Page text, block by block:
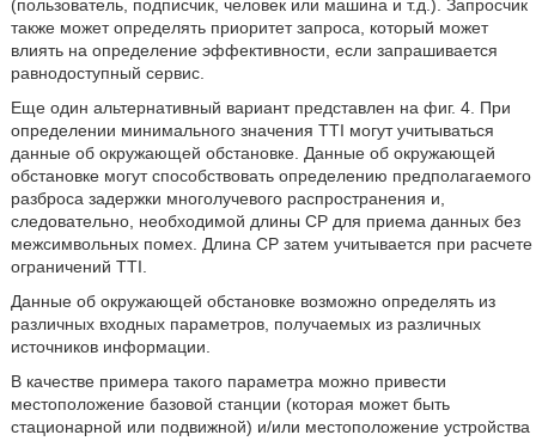
(пользователь, подписчик, человек или машина и т.д.). Запросчик
также может определять приоритет запроса, который может
влиять на определение эффективности, если запрашивается
равнодоступный сервис.
Еще один альтернативный вариант представлен на фиг. 4. При
определении минимального значения TTI могут учитываться
данные об окружающей обстановке. Данные об окружающей
обстановке могут способствовать определению предполагаемого
разброса задержки многолучевого распространения и,
следовательно, необходимой длины CP для приема данных без
межсимвольных помех. Длина CP затем учитывается при расчете
ограничений TTI.
Данные об окружающей обстановке возможно определять из
различных входных параметров, получаемых из различных
источников информации.
В качестве примера такого параметра можно привести
местоположение базовой станции (которая может быть
стационарной или подвижной) и/или местоположение устройства